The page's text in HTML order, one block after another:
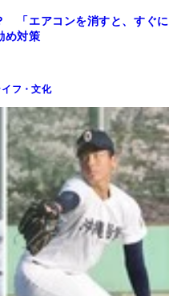
「エアコンを消すと、すぐに
め対策
イフ・文化